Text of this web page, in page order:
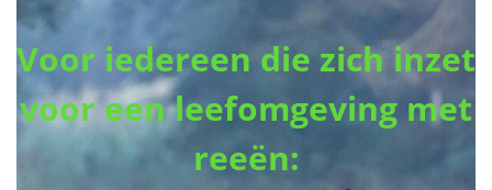
Voor iedereen die zich inzet
voor een leefomgeving met
reeën: